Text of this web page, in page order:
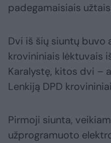
padegamaisiais
Dvi iš šių siuntų buvo
krovininiais lėktuvais
Karalystę, kitos dvi –
Lenkiją DPD
Pirmoji siunta,
užprogramuoto